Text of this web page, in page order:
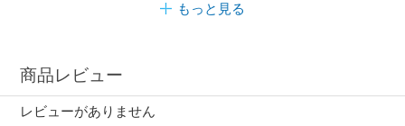
もっと見る
商品レビュー
レビューがありません